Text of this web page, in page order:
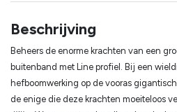
Beschrijving
Beheers de enorme krachten van een
buitenband met Line profiel. Bij een
hefboomwerking op de vooras
de enige die deze krachten moeiteloos